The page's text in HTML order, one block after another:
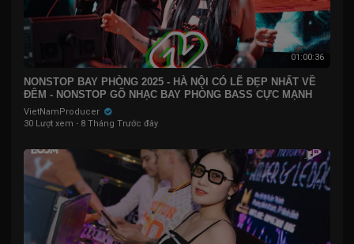
01:00:36
NONSTOP BAY PHÒNG 2025 - HÀ NỘI CÓ LẼ ĐẸP NHẤT VỀ
ĐÊM - NONSTOP GÕ NHẠC BAY PHÒNG BASS CỰC MẠNH
2025
VietNamProducer
30 Lượt xem · 8 Tháng Trước đây